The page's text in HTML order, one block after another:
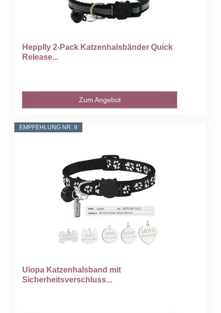
Hepplly 2-Pack Katzenhalsbänder Quick
Release...
Zum Angebot
EMPFEHLUNG NR. 9
Uiopa Katzenhalsband mit
Sicherheitsverschluss...